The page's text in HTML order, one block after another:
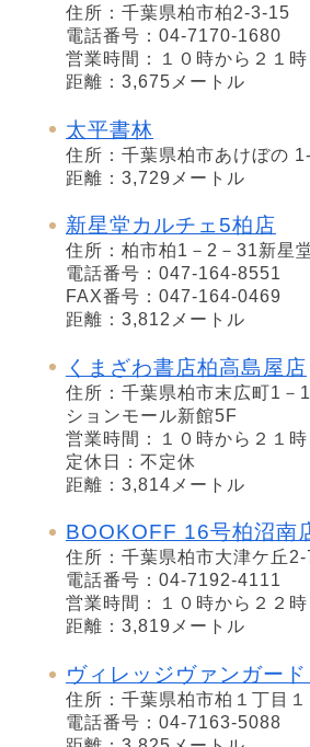
住所：千葉県柏市柏2-3-15
電話番号：04-7170-1680
営業時間：１０時から２１時
距離：3,675メートル
太平書林
住所：千葉県柏市あけぼの
距離：3,729メートル
新星堂カルチェ5柏店
住所：柏市柏1－2－31新星
電話番号：047-164-8551
FAX番号：047-164-0469
距離：3,812メートル
くまざわ書店柏高島屋店
住所：千葉県柏市末広町1－
ションモール新館5F
営業時間：１０時から２１時
定休日：不定休
距離：3,814メートル
BOOKOFF 16号柏沼南
住所：千葉県柏市大津ケ丘
電話番号：04-7192-4111
営業時間：１０時から２２時
距離：3,819メートル
ヴィレッジヴァンガー
住所：千葉県柏市柏１丁目
電話番号：04-7163-5088